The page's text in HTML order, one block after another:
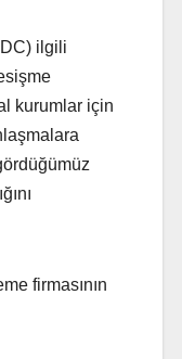
ilgili
kurumlar için
firmasının